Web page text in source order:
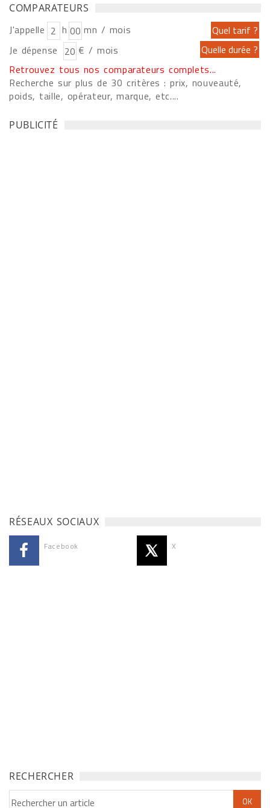
COMPARATEURS
J'appelle h
mn / mois
Je dépense
€ / mois
Retrouvez tous nos comparateurs complets...
Recherche sur plus de 30 critères : prix, nouveauté,
poids, taille, opérateur, marque, etc....
PUBLICITÉ
RÉSEAUX SOCIAUX
Facebook X
RECHERCHER